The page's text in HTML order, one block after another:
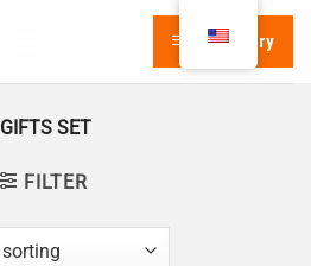
Category
GIFTS SET
FILTER